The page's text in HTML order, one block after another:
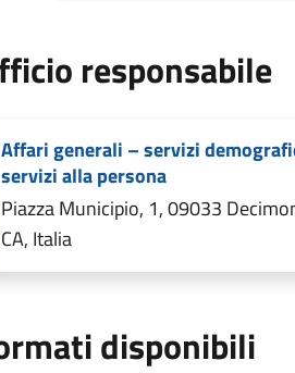
responsabile
Affari generali – servizi
servizi alla persona
Piazza Municipio, 1, 09033
CA, Italia
disponibili